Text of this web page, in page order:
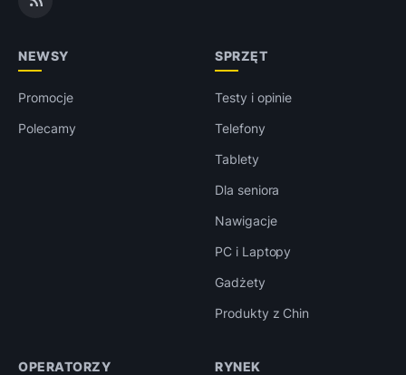
NEWSY
Promocje
Polecamy
SPRZĘT
Testy i opinie
Telefony
Tablety
Dla seniora
Nawigacje
PC i Laptopy
Gadżety
Produkty z Chin
OPERATORZY RYNEK